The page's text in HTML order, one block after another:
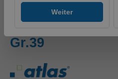
Weiter
Halbschuh BS
Gr.39